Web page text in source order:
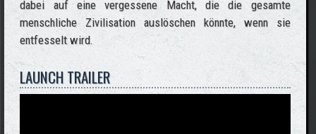
dabei auf eine vergessene Macht, die die gesamte
menschliche Zivilisation auslöschen könnte, wenn sie
entfesselt wird.
LAUNCH TRAILER